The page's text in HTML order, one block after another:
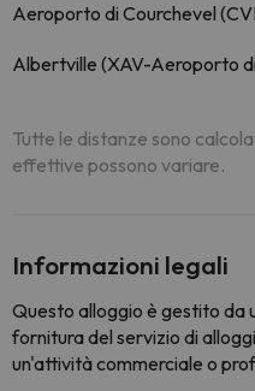
Aeroporto di Courchevel
Albertville (XAV-Aeroporto
Tutte le distanze sono
effettive possono variare.
Informazioni legali
Questo alloggio è gestito da
fornitura del servizio di
un'attività commerciale o